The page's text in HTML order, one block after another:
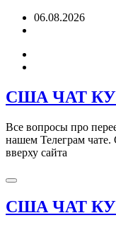
Перейти06.08.2026
США ЧАТ
Все вопросы про
нашем Телеграм чате.
вверху сайта
США ЧАТ